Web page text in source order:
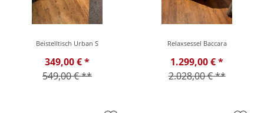
Beistelltisch Urban S
349,00 € *
549,00 € **
Relaxsessel Baccara
1.299,00 € *
2.028,00 € **